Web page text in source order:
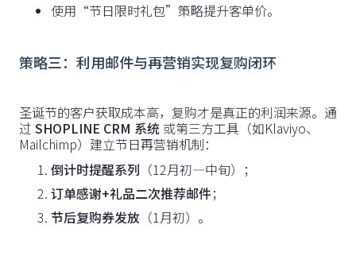
使用“节日限时礼包”策略提升客单价。
策略三：利用邮件与再营销实现复购闭环
圣诞节的客户获取成本高，复购才是真正的利润来源。通
过 SHOPLINE CRM 系统 或第三方工具（如Klaviyo、
Mailchimp）建立节日再营销机制：
倒计时提醒系列 （12月初—中旬）；
订单感谢+礼品二次推荐邮件；
节后复购券发放 （1月初）。